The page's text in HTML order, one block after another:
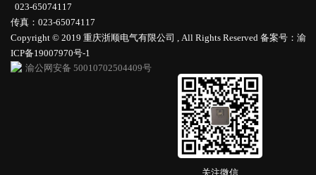
023-65074117
传真：023-65074117
Copyright © 2019 重庆浙顺电气有限公司 , All Rights Reserved 备案号：渝
ICP备19007970号-1
渝公网安备 50010702504409号
关注微信